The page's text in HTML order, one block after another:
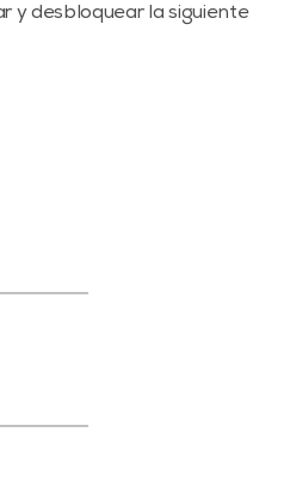
y desbloquear la siguiente